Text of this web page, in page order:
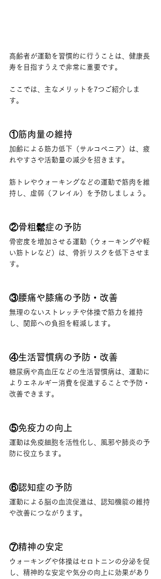
高齢者が運動を習慣的に行うことは、健康長
寿を目指すうえで非常に重要です。
ここでは、主なメリットを7つご紹介しま
す。
①筋肉量の維持
加齢による筋力低下（サルコペニア）は、疲
れやすさや活動量の減少を招きます。
筋トレやウォーキングなどの運動で筋肉を維
持し、虚弱（フレイル）を予防しましょう。
②骨粗鬆症の予防
骨密度を増加させる運動（ウォーキングや軽
い筋トレなど）は、骨折リスクを低下させま
す。
③腰痛や膝痛の予防・改善
無理のないストレッチや体操で筋力を維持
し、関節への負担を軽減します。
④生活習慣病の予防・改善
糖尿病や高血圧などの生活習慣病は、運動に
よりエネルギー消費を促進することで予防・
改善できます。
⑤免疫力の向上
運動は免疫細胞を活性化し、風邪や肺炎の予
防に役立ちます。
⑥認知症の予防
運動による脳の血流促進は、認知機能の維持
や改善につながります。
⑦精神の安定
ウォーキングや体操はセロトニンの分泌を促
し、精神的な安定や気分の向上に効果があり